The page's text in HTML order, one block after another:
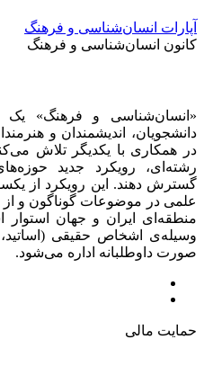
آپارات انسان‌شناسی و فرهنگ
کانون انسان‌شناسی و فرهنگ
«انسان‌شناسی و فرهنگ» یک
دانشجویان، اندیشمندان و
در همکاری با یکدیگر تلاش
رشته‌ای، رویکرد جدید
گسترش دهند. این رویکرد از
علمی در موضوعات گوناگون و
منطقه‌ای ایران و جهان
وسیله‌ی اشخاص حقیقی (اساتید،
صورت داوطلبانه اداره می‌شود.
حمایت مالی